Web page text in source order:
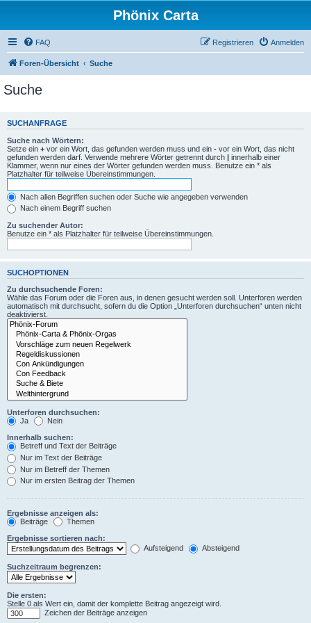
Phönix Carta
FAQ Anmelden
Registrieren
Foren-Übersicht Suche
Suche
SUCHANFRAGE
Suche nach Wörtern:
Setze ein + vor ein Wort, das gefunden werden muss und ein - vor ein Wort, das nicht
gefunden werden darf. Verwende mehrere Wörter getrennt durch | innerhalb einer
Klammer, wenn nur eines der Wörter gefunden werden muss. Benutze ein * als
Platzhalter für teilweise Übereinstimmungen.
Nach allen Begriffen suchen oder Suche wie angegeben verwenden
Nach einem Begriff suchen
Zu suchender Autor:
Benutze ein * als Platzhalter für teilweise Übereinstimmungen.
SUCHOPTIONEN
Zu durchsuchende Foren:
Wähle das Forum oder die Foren aus, in denen gesucht werden soll. Unterforen werden
automatisch mit durchsucht, sofern du die Option „Unterforen durchsuchen“ unten nicht
deaktivierst.
Unterforen durchsuchen:
Ja
Nein
Innerhalb suchen:
Betreff und Text der Beiträge
Nur im Text der Beiträge
Nur im Betreff der Themen
Nur im ersten Beitrag der Themen
Ergebnisse anzeigen als:
Beiträge
Themen
Ergebnisse sortieren nach:
Aufsteigend
Absteigend
Suchzeitraum begrenzen:
Die ersten:
Stelle 0 als Wert ein, damit der komplette Beitrag angezeigt wird.
Zeichen der Beiträge anzeigen